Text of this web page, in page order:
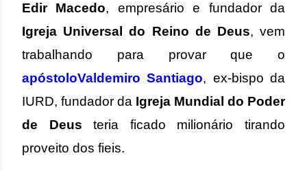
Edir Macedo, empresário e fundador da
Igreja Universal do Reino de Deus, vem
trabalhando para provar que o
apóstoloValdemiro Santiago, ex-bispo da
IURD, fundador da Igreja Mundial do Poder
de Deus teria ficado milionário tirando
proveito dos fieis.